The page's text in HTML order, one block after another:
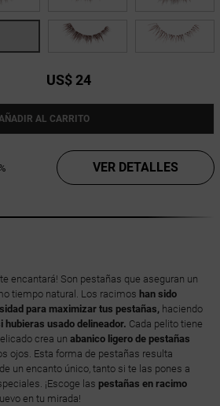
US$ 24
AL CARRITO
VER DETALLES
te encantará! Son pestañas que aseguran un
tiempo natural. Los racimos han sido
para maximizar tus pestañas,haciendo
hubieras usado delineador. Cada pelito tiene
crea un abanico ligero de pestañas
ojos. Esta forma de pestañas resulta
un encanto único, tanto si te las pones a
¡Escoge las pestañas en racimo
en tu mirada!